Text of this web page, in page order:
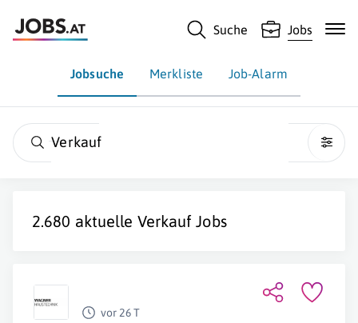
Suche Jobs
Jobsuche Merkliste Job-Alarm
Verkauf
2.680 aktuelle Verkauf Jobs
vor 26 T